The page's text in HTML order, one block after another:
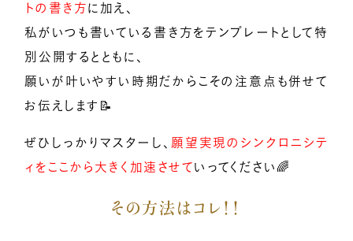
小熊弥生のご紹介
新着情報
トの書き方に加え、
私がいつも書いている書き方をテンプレートとして特
別公開するとともに、
願いが叶いやすい時期だからこその注意点も併せて
お伝えします📝
ぜひしっかりマスターし、 願望実現のシンクロニシテ
ィをここから大きく加速させていってください🌈
その方法はコレ！！